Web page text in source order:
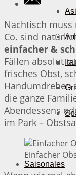
Saisonales
Nachtisch
Co. sind
einfacher &
Fällen absolut
frisches Obst,
Handumdrehen
die ganze
Abendessens
im Park –
Einfacher